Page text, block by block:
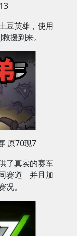
豆英雄，使用
援到来‌。
原70现7
了真实的赛车
赛道，并且加
。